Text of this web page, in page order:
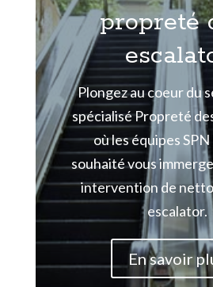
propreté
Plongez au coeur du
spécialisé Propreté
où les équipes
souhaité vous
intervention de
escalator.
En savoir